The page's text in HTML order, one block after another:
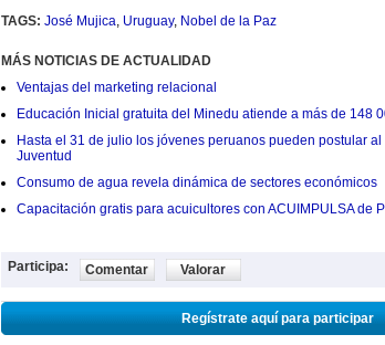
TAGS: José Mujica, Uruguay, Nobel de la Paz
MÁS NOTICIAS DE ACTUALIDAD
Ventajas del marketing relacional
Educación Inicial gratuita del Minedu atiende a más de 148
Hasta el 31 de julio los jóvenes peruanos pueden postular
Juventud
Consumo de agua revela dinámica de sectores económicos
Capacitación gratis para acuicultores con ACUIMPULSA de
Participa: Comentar Valorar
Regístrate aquí para participar